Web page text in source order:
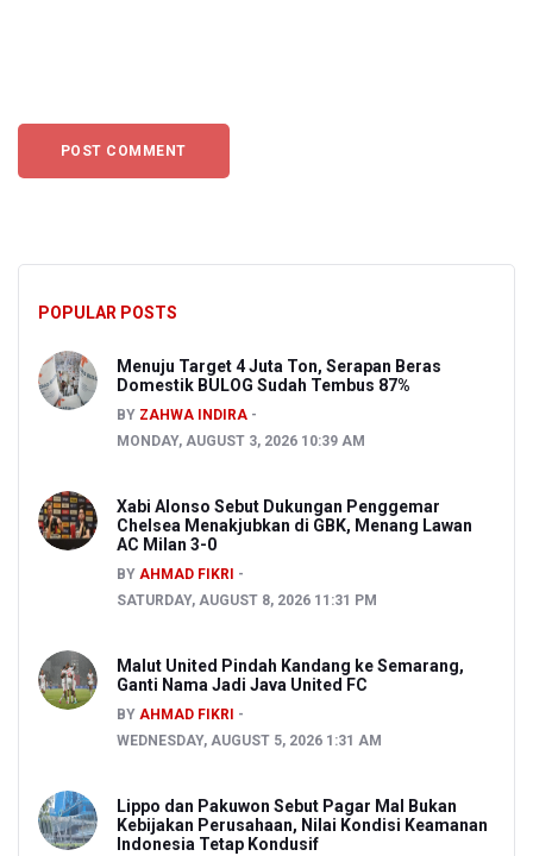
POPULAR POSTS
Menuju Target 4 Juta Ton, Serapan Beras
Domestik BULOG Sudah Tembus 87%
BY ZAHWA INDIRA
MONDAY, AUGUST 3, 2026 10:39 AM
Xabi Alonso Sebut Dukungan Penggemar
Chelsea Menakjubkan di GBK, Menang Lawan
AC Milan 3-0
BY AHMAD FIKRI
SATURDAY, AUGUST 8, 2026 11:31 PM
Malut United Pindah Kandang ke Semarang,
Ganti Nama Jadi Java United FC
BY AHMAD FIKRI
WEDNESDAY, AUGUST 5, 2026 1:31 AM
Lippo dan Pakuwon Sebut Pagar Mal Bukan
Kebijakan Perusahaan, Nilai Kondisi Keamanan
Indonesia Tetap Kondusif